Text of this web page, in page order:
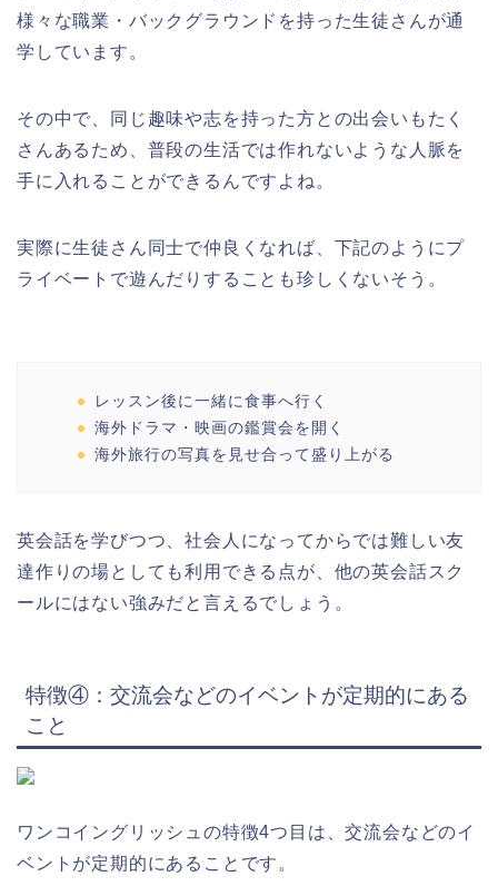
様々な職業・バックグラウンドを持った生徒さんが通
学しています。
その中で、同じ趣味や志を持った方との出会いもたく
さんあるため、普段の生活では作れないような人脈を
手に入れることができるんですよね。
実際に生徒さん同士で仲良くなれば、下記のようにプ
ライベートで遊んだりすることも珍しくないそう。
レッスン後に一緒に食事へ行く
海外ドラマ・映画の鑑賞会を開く
海外旅行の写真を見せ合って盛り上がる
英会話を学びつつ、社会人になってからでは難しい友
達作りの場としても利用できる点が、他の英会話スク
ールにはない強みだと言えるでしょう。
特徴④：交流会などのイベントが定期的にある
こと
ワンコイングリッシュの特徴4つ目は、交流会などのイ
ベントが定期的にあることです。